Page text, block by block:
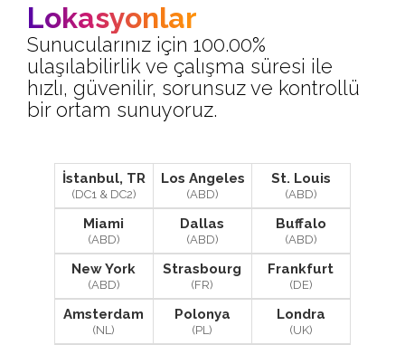
Lokasyonlar
Sunucularınız için 100.00%
ulaşılabilirlik ve çalışma süresi ile
hızlı, güvenilir, sorunsuz ve kontrollü
bir ortam sunuyoruz.
İstanbul, TR
(DC1 & DC2)
Los Angeles
(ABD)
St. Louis
(ABD)
Miami
(ABD)
Dallas
(ABD)
Buffalo
(ABD)
New York
(ABD)
Strasbourg
(FR)
Frankfurt
(DE)
Amsterdam
(NL)
Polonya
(PL)
Londra
(UK)